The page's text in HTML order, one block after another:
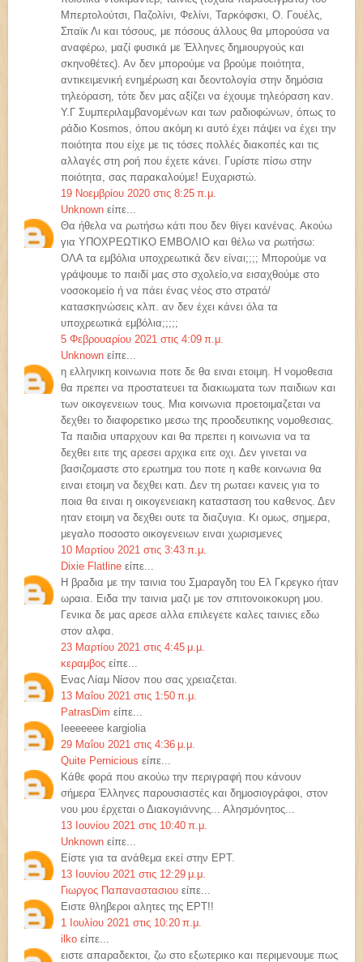
Μπερτολούτσι, Παζολίνι, Φελίνι, Ταρκόφσκι, Ο. Γουέλς,
Σπαϊκ Λι και τόσους, με πόσους άλλους θα μπορούσα να
αναφέρω, μαζί φυσικά με Έλληνες δημιουργούς και
σκηνοθέτες). Αν δεν μπορούμε να βρούμε ποιότητα,
αντικειμενική ενημέρωση και δεοντολογία στην δημόσια
τηλεόραση, τότε δεν μας αξίζει να έχουμε τηλεόραση καν.
Υ.Γ Συμπεριλαμβανομένων και των ραδιοφώνων, όπως το
ράδιο Kosmos, όπου ακόμη κι αυτό έχει πάψει να έχει την
ποιότητα που είχε με τις τόσες πολλές διακοπές και τις
αλλαγές στη ροή που έχετε κάνει. Γυρίστε πίσω στην
ποιότητα, σας παρακαλούμε! Ευχαριστώ.
19 Νοεμβρίου 2020 στις 8:25 π.μ.
Unknown είπε...
Θα ήθελα να ρωτήσω κάτι που δεν θίγει κανένας. Ακούω
για ΥΠΟΧΡΕΩΤΙΚΟ ΕΜΒΟΛΙΟ και θέλω να ρωτήσω:
ΟΛΑ τα εμβόλια υποχρεωτικά δεν είναι;;;; Μπορούμε να
γράψουμε το παιδί μας στο σχολείο,να εισαχθούμε στο
νοσοκομείο ή να πάει ένας νέος στο στρατό/
κατασκηνώσεις κλπ. αν δεν έχει κάνει όλα τα
υποχρεωτικά εμβόλια;;;;;
5 Φεβρουαρίου 2021 στις 4:09 π.μ.
Unknown είπε...
η ελληνικη κοινωνια ποτε δε θα ειναι ετοιμη. Η νομοθεσια
θα πρεπει να προστατευει τα διακιωματα των παιδιων και
των οικογενειων τους. Μια κοινωνια προετοιμαζεται να
δεχθει το διαφορετικο μεσω της προοδευτικης νομοθεσιας.
Τα παιδια υπαρχουν και θα πρεπει η κοινωνια να τα
δεχθει ειτε της αρεσει αρχικα ειτε οχι. Δεν γινεται να
βασιζομαστε στο ερωτημα του ποτε η καθε κοινωνια θα
ειναι ετοιμη να δεχθει κατι. Δεν τη ρωταει κανεις για το
ποια θα ειναι η οικογενειακη κατασταση του καθενος. Δεν
ηταν ετοιμη να δεχθει ουτε τα διαζυγια. Κι ομως, σημερα,
μεγαλο ποσοστο οικογενειων ειναι χωρισμενες
10 Μαρτίου 2021 στις 3:43 π.μ.
Dixie Flatline είπε...
Η βραδια με την ταινια του Σμαραγδη του Ελ Γκρεγκο ήταν
ωραια. Ειδα την ταινια μαζι με τον σπιτονοικοκυρη μου.
Γενικα δε μας αρεσε αλλα επιλεγετε καλες ταινιες εδω
στον αλφα.
23 Μαρτίου 2021 στις 4:45 μ.μ.
κεραμβος είπε...
Ενας Λίαμ Νίσον που σας χρειαζεται.
13 Μαΐου 2021 στις 1:50 π.μ.
PatrasDim είπε...
Ieeeeeee kargiolia
29 Μαΐου 2021 στις 4:36 μ.μ.
Quite Pernicious είπε...
Κάθε φορά που ακούω την περιγραφή που κάνουν
σήμερα Έλληνες παρουσιαστές και δημοσιογράφοι, στον
νου μου έρχεται ο Διακογιάννης... Αλησμόνητος...
13 Ιουνίου 2021 στις 10:40 π.μ.
Unknown είπε...
Είστε για τα ανάθεμα εκεί στην ΕΡΤ.
13 Ιουνίου 2021 στις 12:29 μ.μ.
Γιωργος Παπαναστασιου είπε...
Ειστε θληβεροι αλητες της ΕΡΤ!!
1 Ιουλίου 2021 στις 10:20 π.μ.
ilko είπε...
ειστε απαραδεκτοι, ζω στο εξωτερικο και περιμενουμε πως